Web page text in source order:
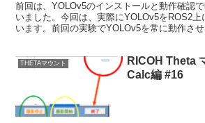
前回は、YOLOv5のインストールと動作確認
いました。今回は、実際にYOLOv5をROS2上
います。前回の実験でYOLOv5を常に動作させ
THETAマウント
RICOH Theta
Calc編 #16